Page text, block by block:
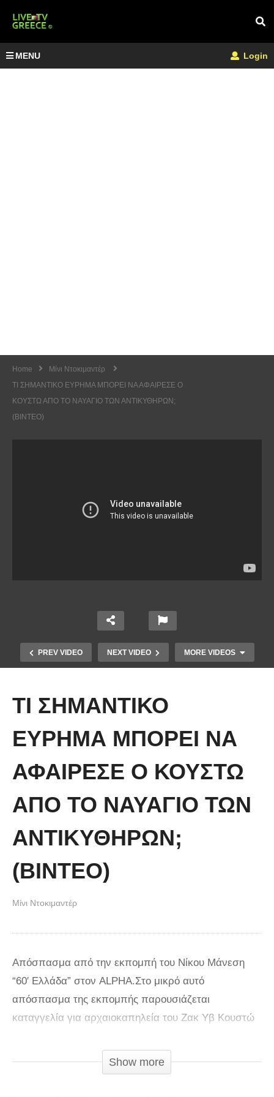
MENU Login
Home
Μίνι Ντοκιμαντέρ
ΤΙ ΣΗΜΑΝΤΙΚΟ ΕΥΡΗΜΑ ΜΠΟΡΕΙ ΝΑ ΑΦΑΙΡΕΣΕ Ο
ΚΟΥΣΤΩ ΑΠΟ ΤΟ ΝΑΥΑΓΙΟ ΤΩΝ ΑΝΤΙΚΥΘΗΡΩΝ;
(ΒΙΝΤΕΟ)
PREV VIDEO NEXT VIDEO MORE VIDEOS
Άκολη: Η ελληνική παραλία με τα
βάθος
ΤΙ ΣΗΜΑΝΤΙΚΟ
ΕΥΡΗΜΑ ΜΠΟΡΕΙ ΝΑ
ΑΦΑΙΡΕΣΕ Ο ΚΟΥΣΤΩ
ΑΠΟ ΤΟ ΝΑΥΑΓΙΟ ΤΩΝ
ΑΝΤΙΚΥΘΗΡΩΝ;
(ΒΙΝΤΕΟ)
Μίνι Ντοκιμαντέρ
Απόσπασμα από την εκπομπή του Νίκου Μάνεση
“60′ Ελλάδα” στον ALPHA.Στο μικρό αυτό
απόσπασμα της εκπομπής παρουσιάζεται
καταγγελία για αρχαιοκαπηλεία του Ζακ Υβ Κουστώ
στο ναυάγιο αυτό έχει βρεθεί το συγκλονιστικότερο
μέχρι στιγμής,εύρημα αρχαίας τεχνολογίας ,το οποίο
Show more